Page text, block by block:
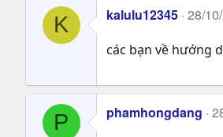
K kalulu12345 28/
các bạn về hướng
P phamhongdang